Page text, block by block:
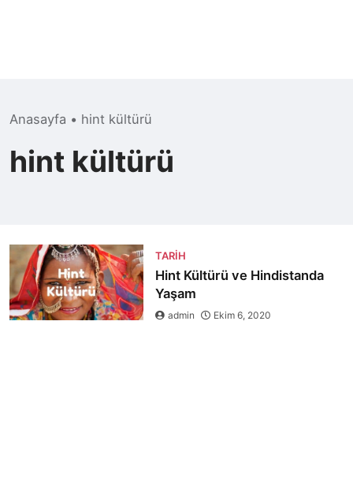
Anasayfa • hint kültürü
hint kültürü
TARIH
Hint Kültürü ve Hindistanda
Yaşam
admin Ekim 6, 2020